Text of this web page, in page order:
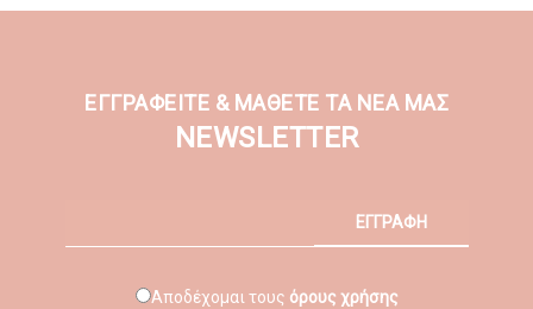
ΕΓΓΡΑΦΕΙΤΕ & ΜΑΘΕΤΕ ΤΑ ΝΕΑ ΜΑΣ
NEWSLETTER
ΕΓΓΡΑΦΗ
Αποδέχομαι τους όρους χρήσης